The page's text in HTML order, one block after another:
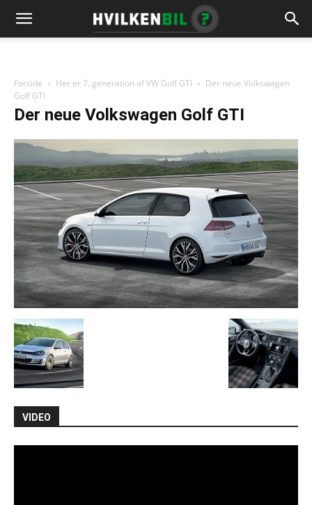
Forside Her er 7. generation af VW Golf GTI
Der neue Volkswagen
Golf GTI
Der neue Volkswagen Golf GTI
VIDEO